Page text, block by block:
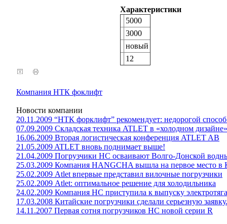
Характеристики
5000
3000
новый
12
Компания НТК фоклифт
Новости компании
20.11.2009 “НТК форклифт” рекомендует: недорогой
07.09.2009 Складская техника ATLET в «холодном дизайне»
16.06.2009 Вторая логистическая конференция ATLET AB
21.05.2009 ATLET вновь поднимает выше!
21.04.2009 Погрузчики HC осваивают Волго-Донской
25.03.2009 Компания HANGCHA вышла на первое место в
25.02.2009 Atlet впервые представил вилочные погрузчики
25.02.2009 Atlet: оптимальное решение для холодильника
24.02.2009 Компания НС приступила к выпуску
17.03.2008 Китайские погрузчики сделали серьезную заявку.
14.11.2007 Первая сотня погрузчиков НС новой серии R